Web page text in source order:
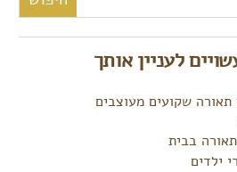
לעניין אותך
שקועים מעוצבים
בבית
ילדים